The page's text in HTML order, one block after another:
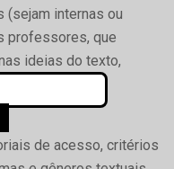
(sejam internas ou
professores, que
ideias do texto,
feita pela
de acesso, critérios